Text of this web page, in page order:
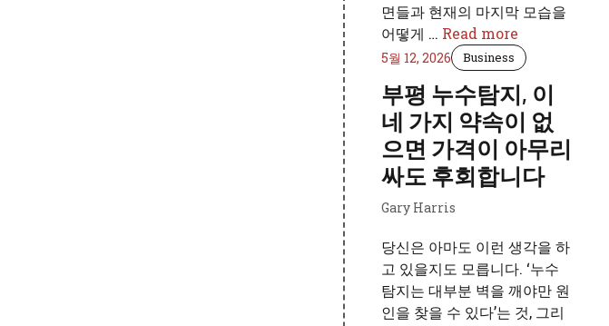
면들과 현재의 마지막 모습을
어떻게 … Read more
5월 12, 2026 Business
부평 누수탐지, 이
네 가지 약속이 없
으면 가격이 아무리
싸도 후회합니다
Gary Harris
당신은 아마도 이런 생각을 하
고 있을지도 모릅니다. ‘누수
탐지는 대부분 벽을 깨야만 원
인을 찾을 수 있다’는 것, 그리